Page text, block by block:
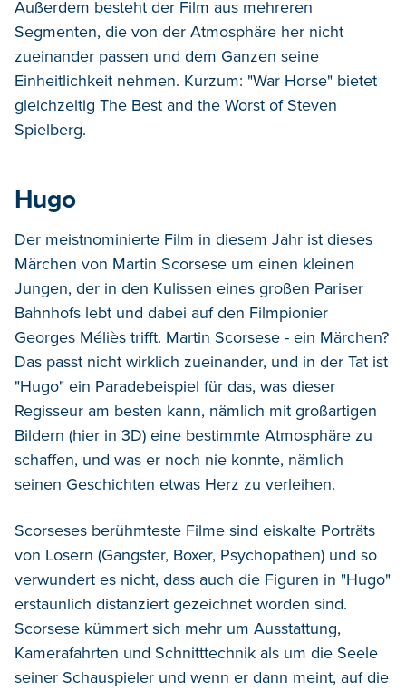
Außerdem besteht der Film aus mehreren
Segmenten, die von der Atmosphäre her nicht
zueinander passen und dem Ganzen seine
Einheitlichkeit nehmen. Kurzum: "War Horse" bietet
gleichzeitig The Best and the Worst of Steven
Spielberg.
Hugo
Der meistnominierte Film in diesem Jahr ist dieses
Märchen von Martin Scorsese um einen kleinen
Jungen, der in den Kulissen eines großen Pariser
Bahnhofs lebt und dabei auf den Filmpionier
Georges Méliès trifft. Martin Scorsese - ein Märchen?
Das passt nicht wirklich zueinander, und in der Tat ist
"Hugo" ein Paradebeispiel für das, was dieser
Regisseur am besten kann, nämlich mit großartigen
Bildern (hier in 3D) eine bestimmte Atmosphäre zu
schaffen, und was er noch nie konnte, nämlich
seinen Geschichten etwas Herz zu verleihen.
Scorseses berühmteste Filme sind eiskalte Porträts
von Losern (Gangster, Boxer, Psychopathen) und so
verwundert es nicht, dass auch die Figuren in "Hugo"
erstaunlich distanziert gezeichnet worden sind.
Scorsese kümmert sich mehr um Ausstattung,
Kamerafahrten und Schnitttechnik als um die Seele
seiner Schauspieler und wenn er dann meint, auf die